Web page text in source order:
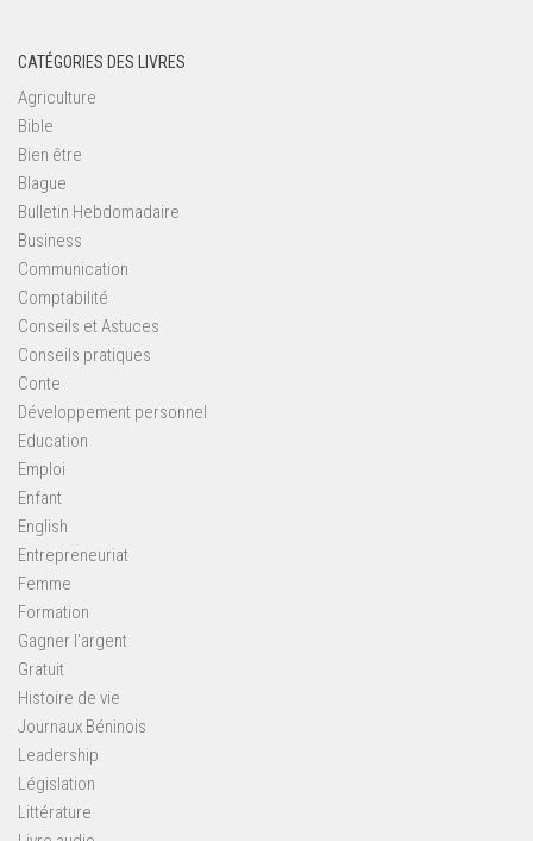
CATÉGORIES DES LIVRES
Agriculture
Bible
Bien être
Blague
Bulletin Hebdomadaire
Business
Communication
Comptabilité
Conseils et Astuces
Conseils pratiques
Conte
Développement personnel
Education
Emploi
Enfant
English
Entrepreneuriat
Femme
Formation
Gagner l'argent
Gratuit
Histoire de vie
Journaux Béninois
Leadership
Législation
Littérature